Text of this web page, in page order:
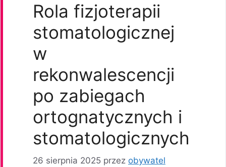
Rola fizjoterapii
stomatologicznej
w
rekonwalescencji
po zabiegach
ortognatycznych i
stomatologicznych
26 sierpnia 2025 przez obywatel